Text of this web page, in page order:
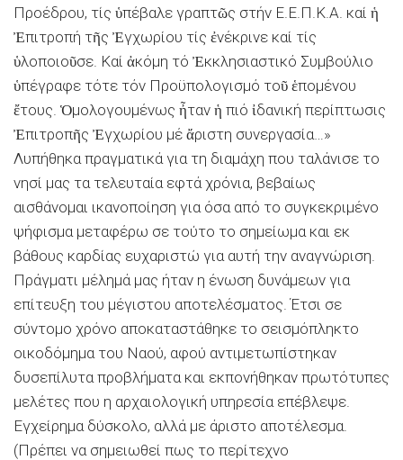
Προέδρου, τίς ὑπέβαλε γραπτῶς στήν Ε.Ε.Π.Κ.Α. καί ἡ
Ἐπιτροπή τῆς Ἐγχωρίου τίς ἐνέκρινε καί τίς
ὑλοποιοῦσε. Καί ἀκόμη τό Ἐκκλησιαστικό Συμβούλιο
ὑπέγραφε τότε τόν Προϋπολογισμό τοῦ ἑπομένου
ἔτους. Ὁμολογουμένως ἦταν ἡ πιό ἰδανική περίπτωσις
Ἐπιτροπῆς Ἐγχωρίου μέ ἄριστη συνεργασία…»
Λυπήθηκα πραγματικά για τη διαμάχη που ταλάνισε το
νησί μας τα τελευταία εφτά χρόνια, βεβαίως
αισθάνομαι ικανοποίηση για όσα από το συγκεκριμένο
ψήφισμα μεταφέρω σε τούτο το σημείωμα και εκ
βάθους καρδίας ευχαριστώ για αυτή την αναγνώριση.
Πράγματι μέλημά μας ήταν η ένωση δυνάμεων για
επίτευξη του μέγιστου αποτελέσματος. Έτσι σε
σύντομο χρόνο αποκαταστάθηκε το σεισμόπληκτο
οικοδόμημα του Ναού, αφού αντιμετωπίστηκαν
δυσεπίλυτα προβλήματα και εκπονήθηκαν πρωτότυπες
μελέτες που η αρχαιολογική υπηρεσία επέβλεψε.
Εγχείρημα δύσκολο, αλλά με άριστο αποτέλεσμα.
(Πρέπει να σημειωθεί πως το περίτεχνο